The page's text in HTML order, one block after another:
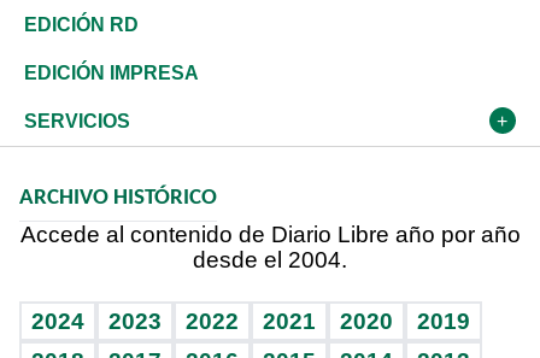
Ocenanía
Caribe
Resto del mundo
Telecom.
Global y variable
Economía personal
Sociales
Novedades
Podcast Arte Libre
Vida y familia
Tenis
Olimpismo
Más deportes
BRV
En Directo
Frente al Statu Quo
El Espía
Columnistas
Más firmas
Historia
Despertando al gigante
Cambio climático
Revista
Deportes
Opinión
Hecho en casa
Guía del dinero
EDICIÓN RD
EDICIÓN IMPRESA
SERVICIOS
Cumpleaños
Horóscopos
ARCHIVO HISTÓRICO
Accede al contenido de Diario Libre año por año
desde el 2004.
2024 2023 2022 2021 2020
2019